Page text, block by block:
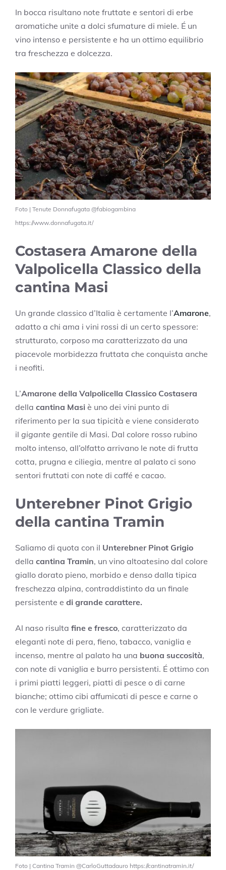
In bocca risultano note fruttate e sentori di erbe
aromatiche unite a dolci sfumature di miele. É un
vino intenso e persistente e ha un ottimo equilibrio
tra freschezza e dolcezza.
Foto | Tenute Donnafugata @fabiogambina
https://www.donnafugata.it/
Costasera Amarone della
Valpolicella Classico della
cantina Masi
Un grande classico d’Italia è certamente l’Amarone,
adatto a chi ama i vini rossi di un certo spessore:
strutturato, corposo ma caratterizzato da una
piacevole morbidezza fruttata che conquista anche
i neofiti.
L’Amarone della Valpolicella Classico Costasera
della cantina Masi è uno dei vini punto di
riferimento per la sua tipicità e viene considerato
il gigante gentile di Masi. Dal colore rosso rubino
molto intenso, all’olfatto arrivano le note di frutta
cotta, prugna e ciliegia, mentre al palato ci sono
sentori fruttati con note di caffé e cacao.
Unterebner Pinot Grigio
della cantina Tramin
Saliamo di quota con il Unterebner Pinot Grigio
della cantina Tramin, un vino altoatesino dal colore
giallo dorato pieno, morbido e denso dalla tipica
freschezza alpina, contraddistinto da un finale
persistente e di grande carattere.
Al naso risulta fine e fresco, caratterizzato da
eleganti note di pera, fieno, tabacco, vaniglia e
incenso, mentre al palato ha una buona succosità,
con note di vaniglia e burro persistenti. É ottimo con
i primi piatti leggeri, piatti di pesce o di carne
bianche; ottimo cibi affumicati di pesce e carne o
con le verdure grigliate.
Foto | Cantina Tramin @CarloGuttadauro https://cantinatramin.it/